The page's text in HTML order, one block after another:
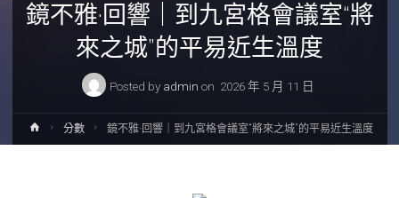
鏡不雅·回響｜到九宮格會議室“將
來之城”的平易近生溫度
Posted by admin on 2026 年 5 月 11 日
Home分數 鏡不雅·回響｜到九宮格會議室“將來之城”的平易近生溫度